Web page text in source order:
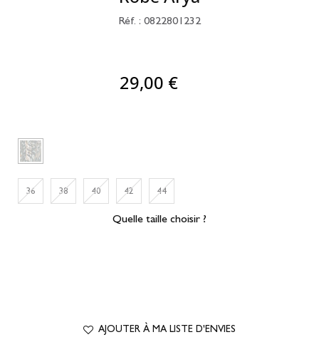
Réf. : 0822801232
29,00 €
36 38 40 42 44
Quelle taille choisir ?
AJOUTER À MA LISTE D'ENVIES